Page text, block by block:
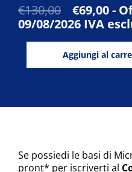
€130,00
Il
prezzo
era:
€130,00.
€69,00-
09/08/2026
Il
prezzo
è:
€69,00.
IVA
Aggiungi al
Se possiedi le basi di
pront* per iscriverti al
Lezioni
Introduzione
Rivoluzione
Microsoft
La
formula
del
Funzioni
di
ricerca
Funzioni
avanzate
Tabelle
Pivot
Macro